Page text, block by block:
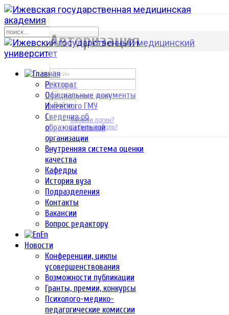
Ректорат
Официальные документы
Ижевского ГМУ
Сведения об
образовательной
организации
Внутренняя система оценки
качества
Кафедры
История вуза
Подразделения
Контакты
Вакансии
Вопрос редактору
En
Новости
Конференции, циклы
усовершенствования
Возможности публикации
Гранты, премии, конкурсы
Психолого-медико-
педагогические комиссии
р
Авторизация
Запомнить меня
Войти
Забыли логин?
Забыли пароль?